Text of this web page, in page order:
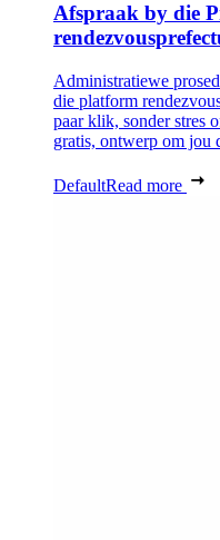
Afspraak by die
Administratiewe
die platform
paar klik, sonder stres
gratis, ontwerp om jou
DefaultRead more